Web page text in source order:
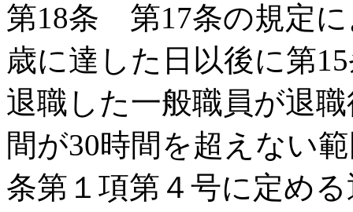
第18条 第17条の規定に
歳に達した日以後に第
退職した一般職員が退
間が30時間を超えない
条第１項第４号に定め